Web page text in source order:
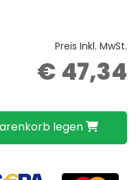
Preis Inkl. MwSt.
€ 47,34
legen